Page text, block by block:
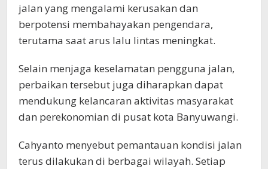
jalan yang mengalami kerusakan dan
berpotensi membahayakan pengendara,
terutama saat arus lalu lintas meningkat.
Selain menjaga keselamatan pengguna jalan,
perbaikan tersebut juga diharapkan dapat
mendukung kelancaran aktivitas masyarakat
dan perekonomian di pusat kota Banyuwangi.
Cahyanto menyebut pemantauan kondisi jalan
terus dilakukan di berbagai wilayah. Setiap